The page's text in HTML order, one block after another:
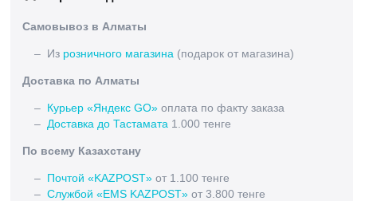
Самовывоз в Алматы
– Из розничного магазина (подарок от магазина)
Доставка по Алматы
– Курьер «Яндекс GO» оплата по факту заказа
– Доставка до Тастамата 1.000 тенге
По всему Казахстану
– Почтой «KAZPOST» от 1.100 тенге
– Службой «EMS KAZPOST» от 3.800 тенге